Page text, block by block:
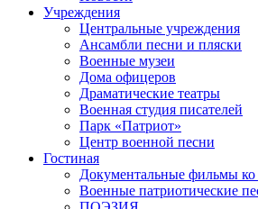
Учреждения
Центральные учреждения
Ансамбли песни и пляски
Военные музеи
Дома офицеров
Драматические театры
Военная студия писателей
Парк «Патриот»
Центр военной песни
Гостиная
Документальные фильмы
Военные патриотические